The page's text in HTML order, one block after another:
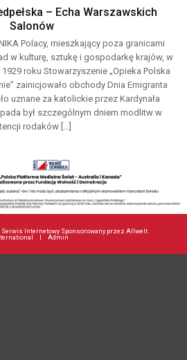
– Echa Warszawskich
Salonów
Polacy, mieszkający poza granicami
w kulturę, sztukę i gospodarkę krajów, w
roku Stowarzyszenie „Opieka Polska
zainicjowało obchody Dnia Emigranta
uznane za katolickie przez Kardynała
był szczególnym dniem modlitw w
rodaków […]
Serwis Internetowy Sponsorowany przez Allwelt
| Admin